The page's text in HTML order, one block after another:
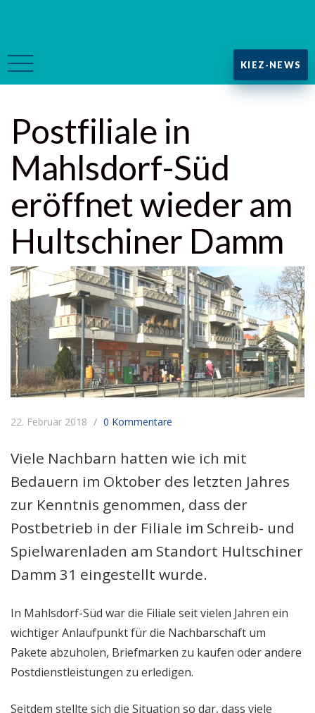
KIEZ-NEWS
Postfiliale in
Mahlsdorf-Süd
eröffnet wieder am
Hultschiner Damm
22. Februar 2018 0 Kommentare
Viele Nachbarn hatten wie ich mit
Bedauern im Oktober des letzten Jahres
zur Kenntnis genommen, dass der
Postbetrieb in der Filiale im Schreib- und
Spielwarenladen am Standort Hultschiner
Damm 31 eingestellt wurde.
In Mahlsdorf-Süd war die Filiale seit vielen Jahren ein
wichtiger Anlaufpunkt für die Nachbarschaft um
Pakete abzuholen, Briefmarken zu kaufen oder andere
Postdienstleistungen zu erledigen.
Seitdem stellte sich die Situation so dar, dass viele